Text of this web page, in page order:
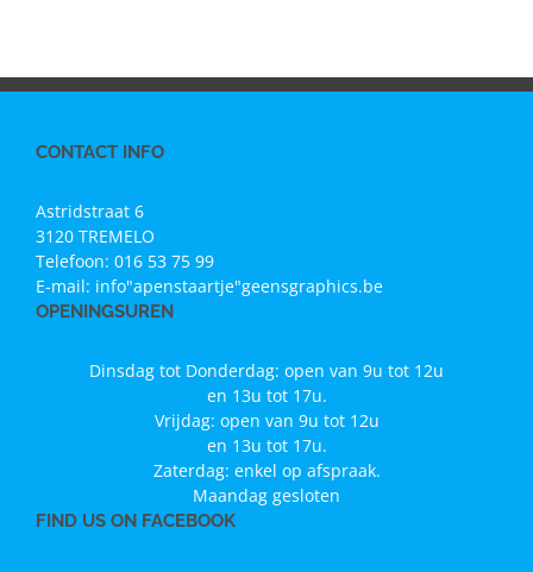
CONTACT INFO
Astridstraat 6
3120 TREMELO
Telefoon: 016 53 75 99
E-mail: info"apenstaartje"geensgraphics.be
OPENINGSUREN
Dinsdag tot Donderdag: open van 9u tot 12u
en 13u tot 17u.
Vrijdag: open van 9u tot 12u
en 13u tot 17u.
Zaterdag: enkel op afspraak.
Maandag gesloten
FIND US ON FACEBOOK